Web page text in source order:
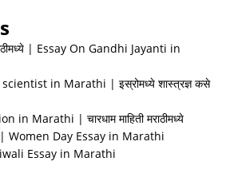
| Essay On Gandhi Jayanti in
in Marathi | इस्रोमध्ये शास्त्रज्ञ कसे
Marathi | चारधाम माहिती मराठीमध्ये
| Women Day Essay in Marathi
Diwali Essay in Marathi